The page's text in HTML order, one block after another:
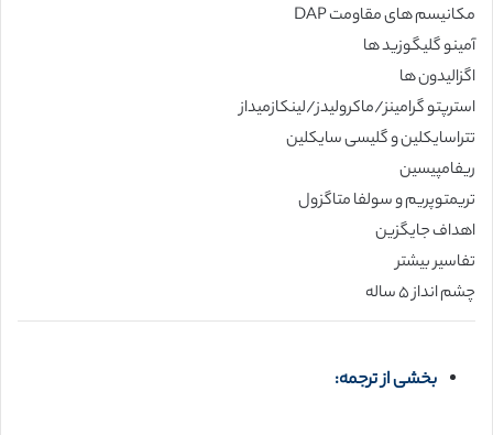
مکانیسم های مقاومت DAP
آمینو گلیگوزید ها
اگزالیدون ها
استرپتو گرامینز/ماکرولیدز/لینکازمیداز
تتراسایکلین و گلیسی سایکلین
ریفامپیسین
تریمتوپریم و سولفا متاگزول
اهداف جایگزین
تفاسیر بیشتر
چشم انداز ۵ ساله
بخشی از ترجمه: